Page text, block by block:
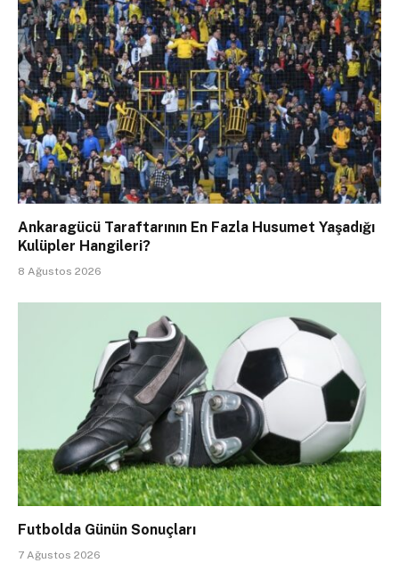
Ankaragücü Taraftarının En Fazla Husumet Yaşadığı
Kulüpler Hangileri?
8 Ağustos 2026
Futbolda Günün Sonuçları
7 Ağustos 2026